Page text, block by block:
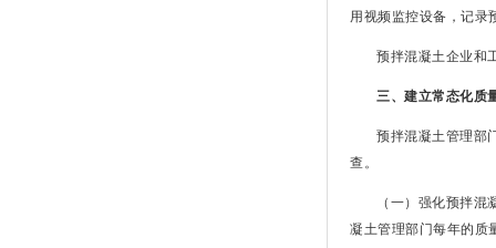
用视频监控设备，记录
预拌混凝土企业和
三、建立常态化质
预拌混凝土管理部
查。
（一）强化预拌
凝土管理部门每年的质